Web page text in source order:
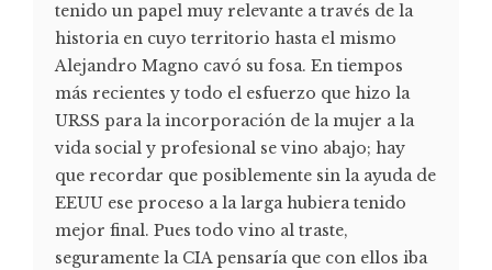
tenido un papel muy relevante a través de la
historia en cuyo territorio hasta el mismo
Alejandro Magno cavó su fosa. En tiempos
más recientes y todo el esfuerzo que hizo la
URSS para la incorporación de la mujer a la
vida social y profesional se vino abajo; hay
que recordar que posiblemente sin la ayuda de
EEUU ese proceso a la larga hubiera tenido
mejor final. Pues todo vino al traste,
seguramente la CIA pensaría que con ellos iba